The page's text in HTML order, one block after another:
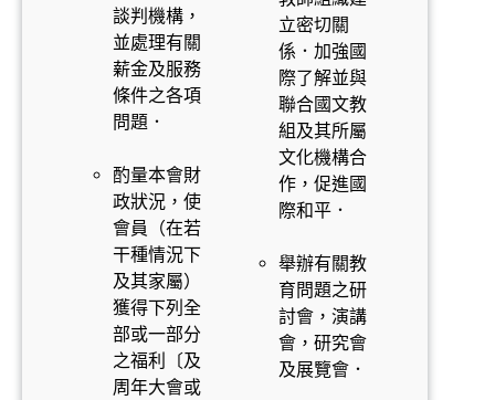
談判機構，
並處理有關
薪金及服務
條件之各項
問題．
酌量本會財
政狀況，使
會員（在若
干種情況下
及其家屬）
獲得下列全
部或一部分
之福利〔及
周年大會或
立密切關
係．加強國
際了解並與
聯合國文教
組及其所屬
文化機構合
作，促進國
際和平．
舉辦有關教
育問題之研
討會，演講
會，研究會
及展覽會．